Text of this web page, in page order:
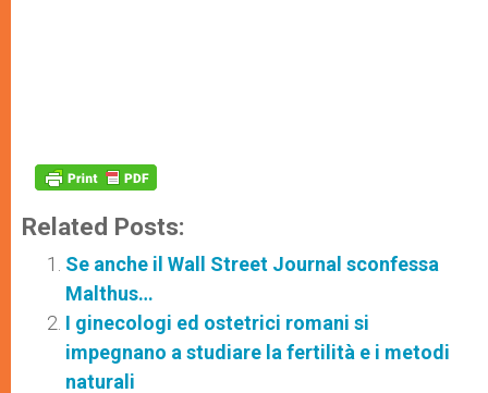
Related Posts:
Se anche il Wall Street Journal sconfessa
Malthus…
I ginecologi ed ostetrici romani si
impegnano a studiare la fertilità e i metodi
naturali